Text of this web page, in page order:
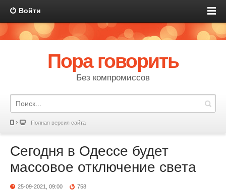
Войти
Пора говорить
Без компромиссов
Полная версия сайта
Сегодня в Одессе будет
массовое отключение света
25-09-2021, 09:00 758